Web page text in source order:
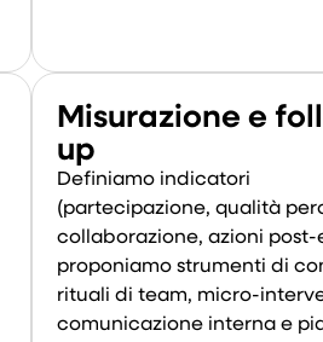
Misurazione e
up
Definiamo indicatori
(partecipazione, qualità
collaborazione, azioni
proponiamo strumenti di
rituali di team, micro-
comunicazione interna e